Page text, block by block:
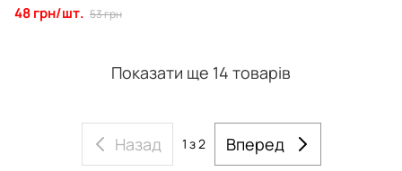
48 грн/шт. 53 грн
Показати ще 14 товарів
Назад 1 з 2 Вперед